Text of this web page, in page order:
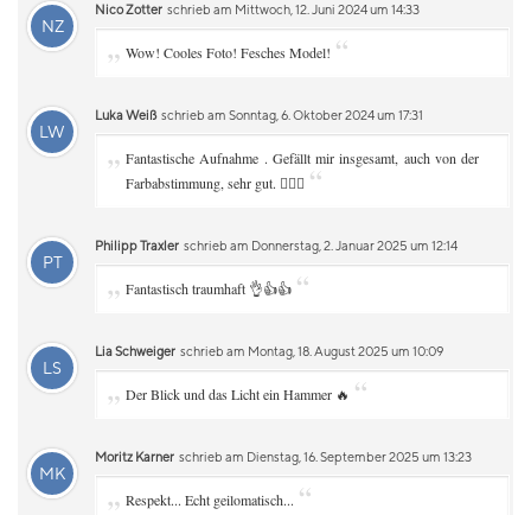
NZ
Nico Zotter schrieb am Mittwoch, 12. Juni 2024 um 14:33
„ Wow! Cooles Foto! Fesches Model! “
LW
Luka Weiß schrieb am Sonntag, 6. Oktober 2024 um 17:31
„ Fantastische Aufnahme . Gefällt mir insgesamt, auch von der
Farbabstimmung, sehr gut. 👌🏻😊 “
PT
Philipp Traxler schrieb am Donnerstag, 2. Januar 2025 um 12:14
„ Fantastisch traumhaft 👌👍👍 “
LS
Lia Schweiger schrieb am Montag, 18. August 2025 um 10:09
„ Der Blick und das Licht ein Hammer 🔥 “
MK
Moritz Karner schrieb am Dienstag, 16. September 2025 um 13:23
„ Respekt... Echt geilomatisch... “